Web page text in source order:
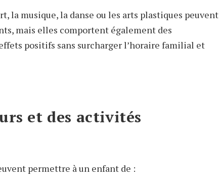
la musique, la danse ou les arts plastiques peuvent
mais elles comportent également des
positifs sans surcharger l’horaire familial et
et des activités
permettre à un enfant de :